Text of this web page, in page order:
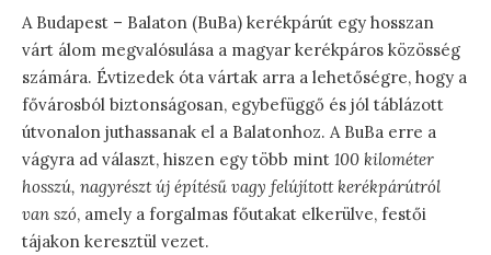
A Budapest – Balaton (BuBa) kerékpárút egy hosszan
várt álom megvalósulása a magyar kerékpáros közösség
számára. Évtizedek óta vártak arra a lehetőségre, hogy a
fővárosból biztonságosan, egybefüggő és jól táblázott
útvonalon juthassanak el a Balatonhoz. A BuBa erre a
vágyra ad választ, hiszen egy több mint 100 kilométer
hosszú, nagyrészt új építésű vagy felújított kerékpárútról
van szó, amely a forgalmas főutakat elkerülve, festői
tájakon keresztül vezet.